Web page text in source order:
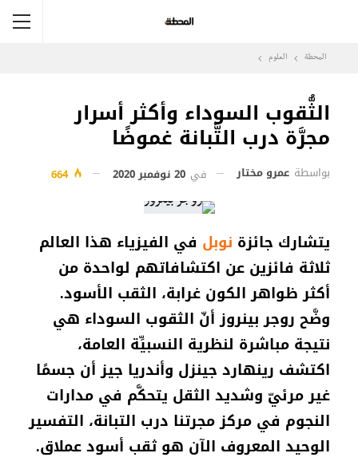
المحطة العلوم
الثُّقوب السوداء وأكثر أسرار
مجرَّة درب التَّبانة غموضًا
بواسطة عمرو مختار في 20 نوفمبر 2020 664
يتشارك جائزة نوبل في الفيزياء هذا العالم
ثلاثة فائزين عن اكتشافاتهم لواحدة من
أكثر ظواهر الكون غرابة، الثقب الأسود.
وضَّح روجر بينروز أنّ الثقوب السوداء هي
نتيجة مباشرة لنظرية النسبيِّة العامة،
اكتشف رينهارد جينزل وأندريا جيز أن جسمًا
غير مرئيّ وشديد الثقل يتحكَّم في مدارات
النجوم في مركز مجرتنا درب التبانة، التفسير
الوحيد المعروف الآن هو ثقب أسود عملاق.